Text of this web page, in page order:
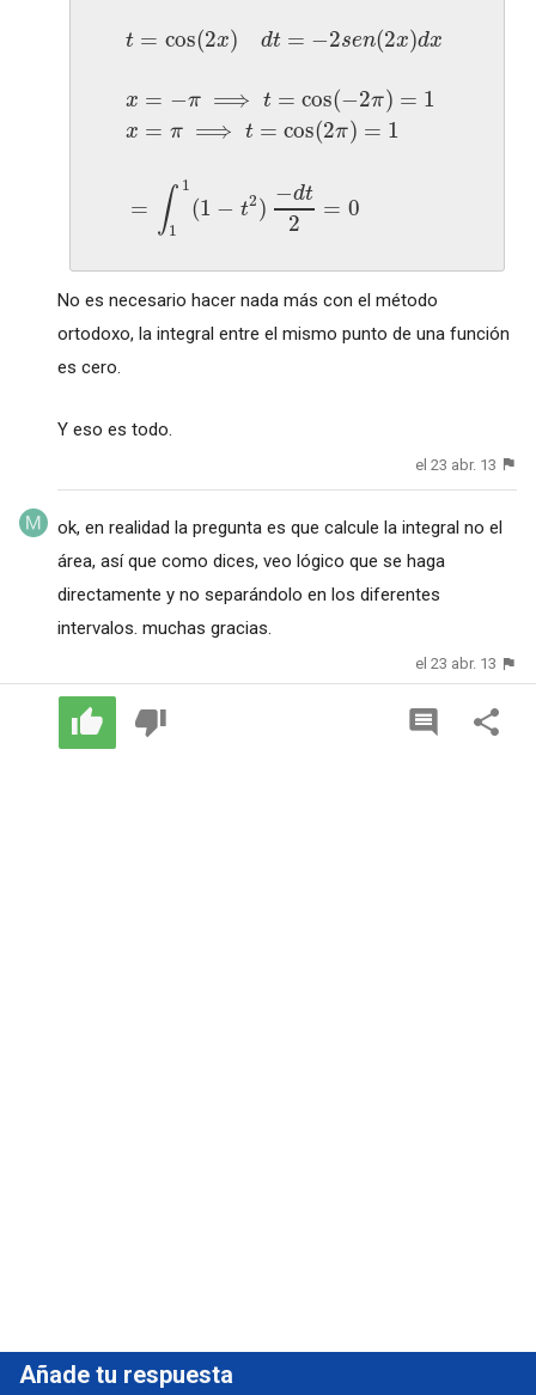
t = cos(2x) dt = −2sen(2x)dx
x = −π ⟹ t = cos(−2π) = 1
x = π ⟹ t = cos(2π) = 1
= ∫ 1
1
(1 − t2) −dt
2 = 0
No es necesario hacer nada más con el método
ortodoxo, la integral entre el mismo punto de una función
es cero.
Y eso es todo.
el 23 abr. 13
ok, en realidad la pregunta es que calcule la integral no el
área, así que como dices, veo lógico que se haga
directamente y no separándolo en los diferentes
intervalos. muchas gracias.
el 23 abr. 13
Añade tu respuesta